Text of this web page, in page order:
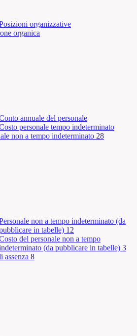
organizzative
organica
annuale del personale
personale tempo indeterminato
non a tempo indeterminato 28
non a tempo indeterminato (da
in tabelle) 12
del personale non a tempo
(da pubblicare in tabelle) 3
assenza 8